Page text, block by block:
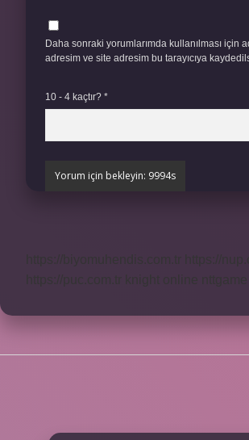
Daha sonraki yorumlarımda kullanılması için
adresim ve site adresim bu tarayıcıya
10 - 4 kaçtır? *